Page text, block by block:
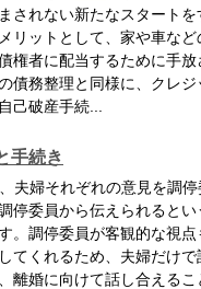
されない新たなスタートを
リットとして、家や車な
権者に配当するために手
債務整理と同様に、クレ
己破産手続...
手続き
夫婦それぞれの意見を調
停委員から伝えられると
。調停委員が客観的な視
てくれるため、夫婦だけ
離婚に向けて話し合える